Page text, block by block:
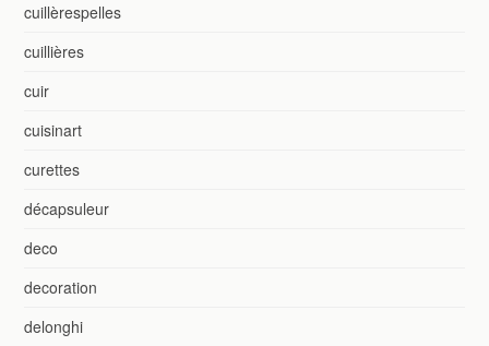
cuillèrespelles
cuillières
cuir
cuisinart
curettes
décapsuleur
deco
decoration
delonghi